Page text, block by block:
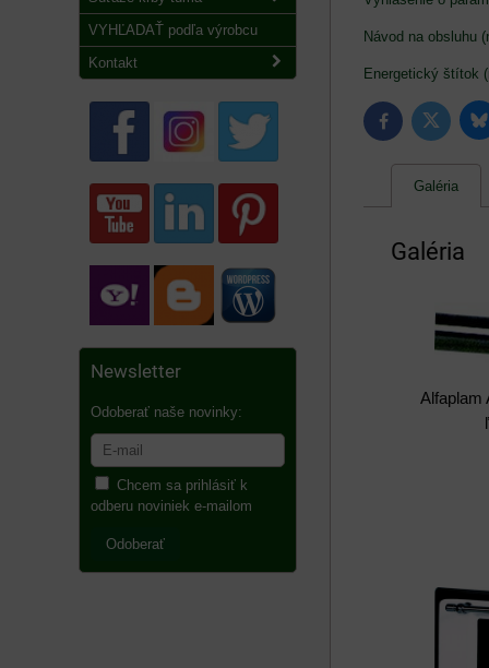
Návod na obsluhu
Energetický štítok
FacebookTwitter
Galéria
Galéria
Alfaplam
VYHĽADAŤ podľa výrobcu
Kontakt
Newsletter
Odoberať naše novinky:
Chcem sa prihlásiť k
odberu noviniek e-mailom
Odoberať